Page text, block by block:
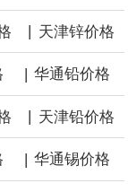
表示，中东和平前景改善
持续数周、位于4000美
| 天津锌价格
| 华通铅价格
天津铅价格
| 华通锡价格